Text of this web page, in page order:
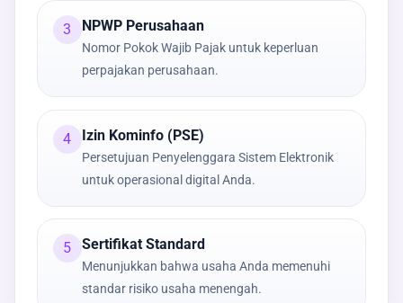
3 NPWP Perusahaan
Nomor Pokok Wajib Pajak untuk keperluan
perpajakan perusahaan.
4 Izin Kominfo (PSE)
Persetujuan Penyelenggara Sistem Elektronik
untuk operasional digital Anda.
5 Sertifikat Standard
Menunjukkan bahwa usaha Anda memenuhi
standar risiko usaha menengah.